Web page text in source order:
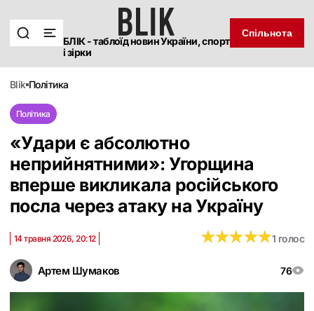
БЛІК - таблоїд новин України, спорт
і зірки
Спільнота
blik політика
Політика
«Удари є абсолютно
неприйнятними»: Угорщина
вперше викликала російського
посла через атаку на Україну
Артем Шумаков 76
14 травня 2026, 20:12 ★★★★★
★★★★★1 голос